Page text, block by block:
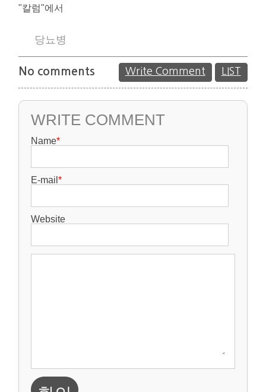
"칼럼"에서
당뇨병
No comments Write Comment LIST
WRITE COMMENT
Name*
E-mail*
Website